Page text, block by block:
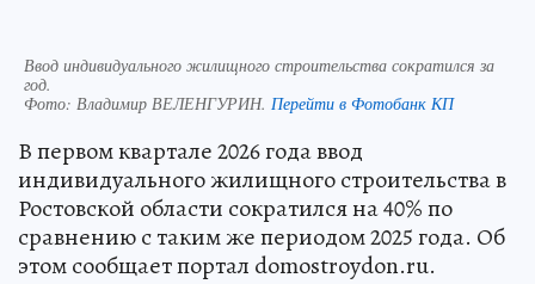
Ввод индивидуального жилищного строительства сократился за
год.
Фото: Владимир ВЕЛЕНГУРИН. Перейти в Фотобанк КП
В первом квартале 2026 года ввод
индивидуального жилищного строительства в
Ростовской области сократился на 40% по
сравнению с таким же периодом 2025 года. Об
этом сообщает портал domostroydon.ru.